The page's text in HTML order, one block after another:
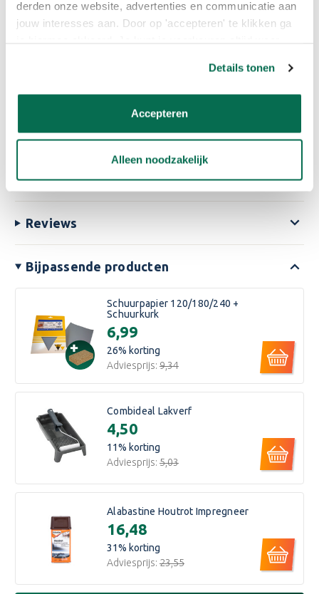
derden onze website, advertenties en communicatie aan
jouw interesses aan. Door op 'accepteren' te klikken ga
Details tonen
Accepteren
Alleen noodzakelijk
mal.
Eigenschappen
Downloads
Video's
Reviews
Bijpassende producten
Schuurpapier 120/180/240 +
Schuurkurk
€6,99
26% korting
Adviesprijs: €9,34
Combideal Lakverf
€4,50
11% korting
Adviesprijs: €5,03
Alabastine Houtrot Impregneer
€16,48
31% korting
Adviesprijs: €23,55